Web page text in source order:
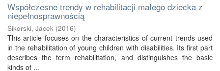
Współczesne trendy w rehabilitacji małego dziecka z
niepełnosprawnością
Sikorski, Jacek (2016)
This article focuses on the characteristics of current trends used
in the rehabilitation of young children with disabilities. Its first part
describes the term rehabilitation, and distinguishes the basic
kinds of ...